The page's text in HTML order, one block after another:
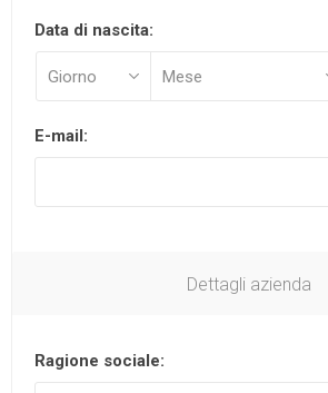
Data di nascita:
E-mail:
Dettagli azienda
Ragione sociale: